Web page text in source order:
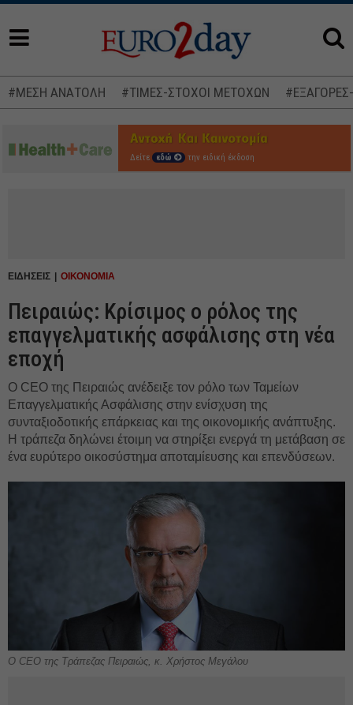
#ΜΕΣΗ ΑΝΑΤΟΛΗ #ΤΙΜΕΣ-ΣΤΟΧΟΙ ΜΕΤΟΧΩΝ
Δείτε εδώ την ειδική έκδοση
ΕΙΔΗΣΕΙΣ ΟΙΚΟΝΟΜΙΑ
Πειραιώς: Κρίσιμος ο ρόλος της
επαγγελματικής ασφάλισης στη νέα
εποχή
Ο CEO της Πειραιώς ανέδειξε τον ρόλο των Ταμείων
Επαγγελματικής Ασφάλισης στην ενίσχυση της
συνταξιοδοτικής επάρκειας και της οικονομικής ανάπτυξης.
Η τράπεζα δηλώνει έτοιμη να στηρίξει ενεργά τη μετάβαση σε
ένα ευρύτερο οικοσύστημα αποταμίευσης και επενδύσεων.
Ο CEO της Τράπεζας Πειραιώς, κ. Χρήστος Μεγάλου